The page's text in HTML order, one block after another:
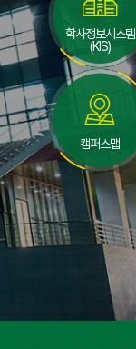
학사정보시스템
(KIS)
캠퍼스맵